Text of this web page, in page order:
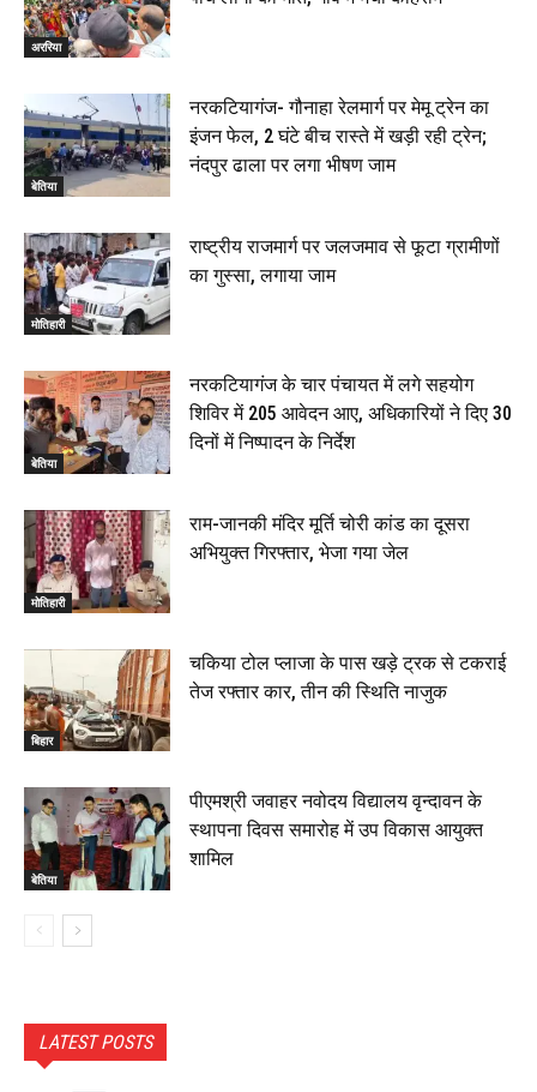
अररिया
बेतिया
नरकटियागंज- गौनाहा रेलमार्ग पर मेमू ट्रेन का
इंजन फेल, 2 घंटे बीच रास्ते में खड़ी रही ट्रेन;
नंदपुर ढाला पर लगा भीषण जाम
मोतिहारी
राष्ट्रीय राजमार्ग पर जलजमाव से फूटा ग्रामीणों
का गुस्सा, लगाया जाम
बेतिया
नरकटियागंज के चार पंचायत में लगे सहयोग
शिविर में 205 आवेदन आए, अधिकारियों ने दिए 30
दिनों में निष्पादन के निर्देश
मोतिहारी
राम-जानकी मंदिर मूर्ति चोरी कांड का दूसरा
अभियुक्त गिरफ्तार, भेजा गया जेल
बिहार
चकिया टोल प्लाजा के पास खड़े ट्रक से टकराई
तेज रफ्तार कार, तीन की स्थिति नाजुक
बेतिया
पीएमश्री जवाहर नवोदय विद्यालय वृन्दावन के
स्थापना दिवस समारोह में उप विकास आयुक्त
शामिल
LATEST POSTS